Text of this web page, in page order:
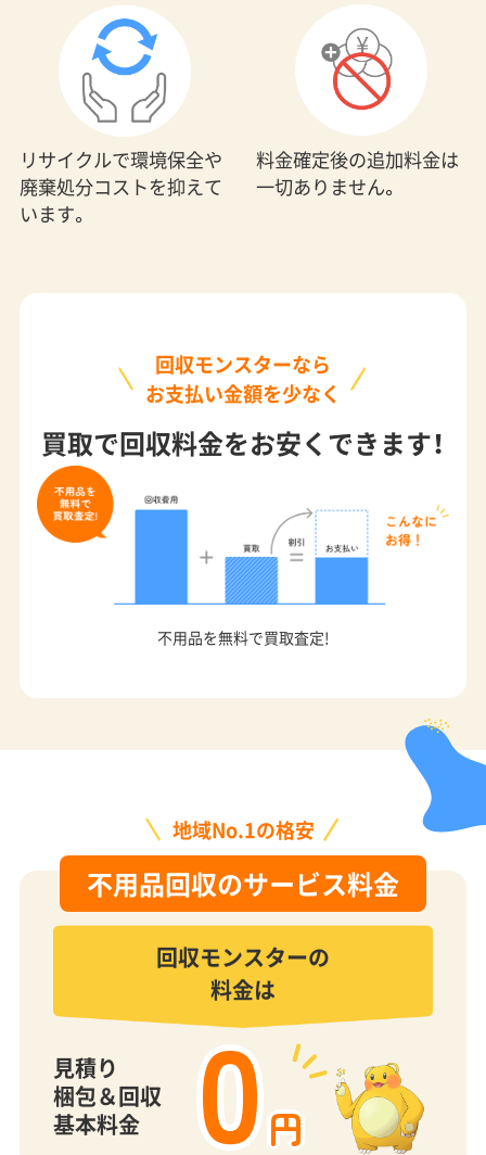
リサイクルで環境保全や
廃棄処分コストを抑えて
います。
料金確定後の追加料金は
一切ありません。
回収モンスターなら
お支払い金額を少なく
買取で回収料金をお安くできます！
不用品を無料で買取査定!
地域No.1の格安
不用品回収のサービス料金
回収モンスターの
料金は
見積り
梱包＆回収
基本料金
0円